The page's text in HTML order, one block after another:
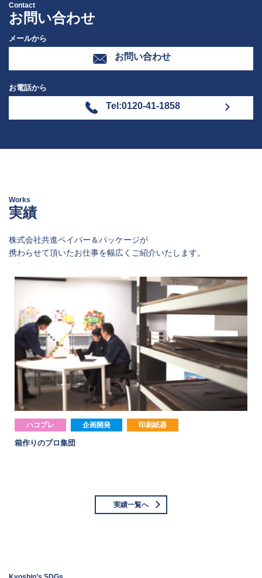
Contact
お問い合わせ
メールから
お問い合わせ
お電話から
Tel:0120-41-1858
Works
実績
株式会社共進ペイパー＆パッケージが
携わらせて頂いたお仕事を幅広くご紹介いたします。
ハコプレ 企画開発 印刷紙器
箱作りのプロ集団
実績一覧へ